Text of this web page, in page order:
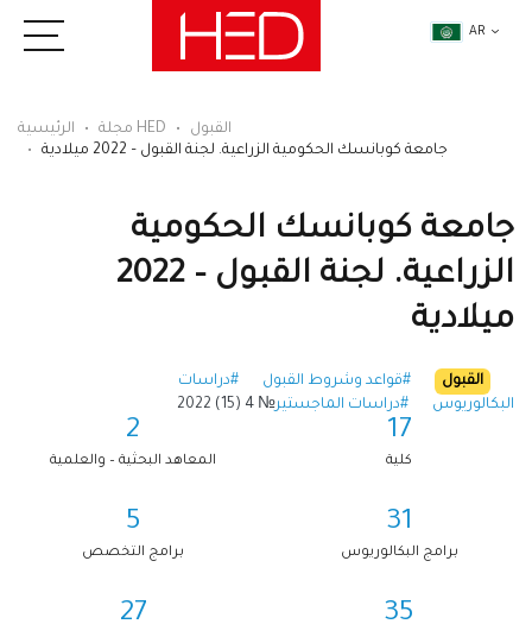
AR
الرئيسية مجلة HED
القبول
جامعة كوبانسك الحكومية الزراعية. لجنة القبول – 2022 ميلادية
جامعة كوبانسك الحكومية
الزراعية. لجنة القبول – 2022
ميلادية
القبول #قواعد وشروط القبول
#دراسات
البكالوريوس
#دراسات الماجستير№ 4 (15) 2022
17
كلية
2
المعاهد البحثية – والعلمية
31
برامج البكالوريوس
5
برامج التخصص
35
27